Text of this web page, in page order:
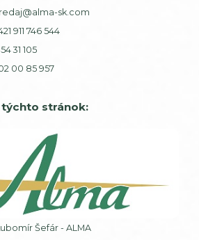
sk.com
911 746 544
105
85 957
stránok:
Šefár - ALMA